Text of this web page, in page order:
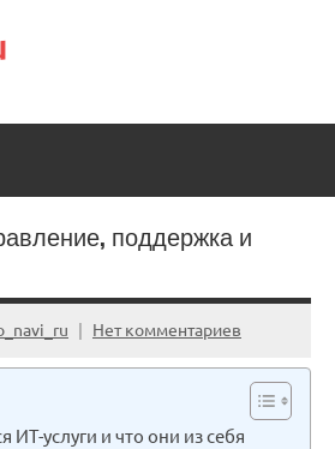
поддержка и
Нет комментариев
ИТ-услуги и что они из себя